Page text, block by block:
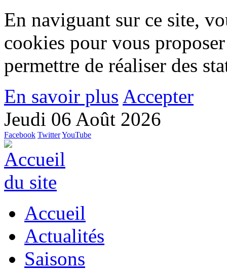
En naviguant sur ce site,
cookies pour vous
permettre de réaliser des
En savoir plus Accepter
Jeudi 06 Août 2026
Facebook TwitterYouTube
Accueil
Actualités
Saisons